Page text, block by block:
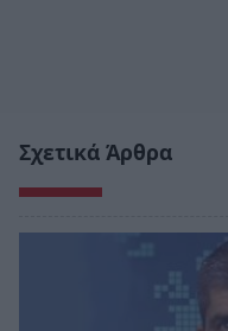
Σχετικά Άρθρα